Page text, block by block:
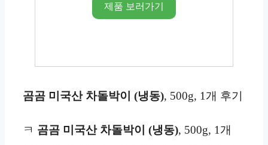
제품 보러가기
곰곰 미국산 차돌박이 (냉동), 500g, 1개 후기
ㅋ 곰곰 미국산 차돌박이 (냉동), 500g, 1개